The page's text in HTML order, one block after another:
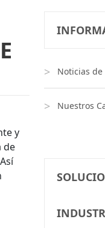
y
de
Noticias
Nuestros